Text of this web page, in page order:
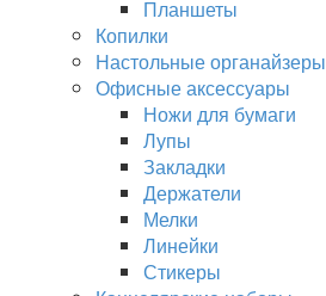
Планшеты
Копилки
Настольные органайзеры
Офисные аксессуары
Ножи для бумаги
Лупы
Закладки
Держатели
Мелки
Линейки
Стикеры